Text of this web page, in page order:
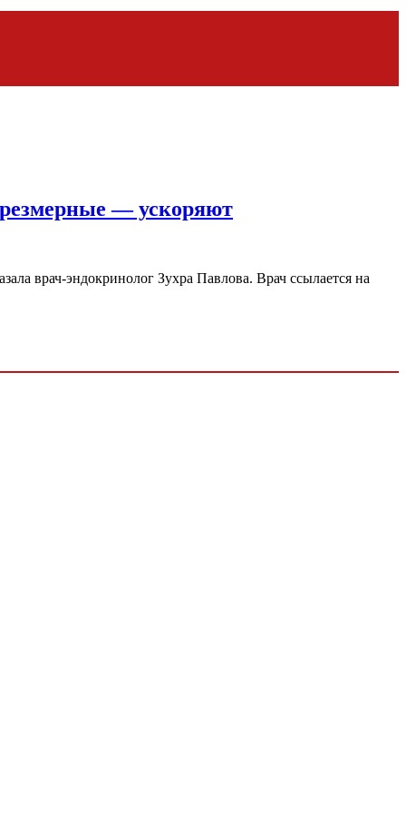
— ускоряют
врач-эндокринолог Зухра Павлова. Врач ссылается на